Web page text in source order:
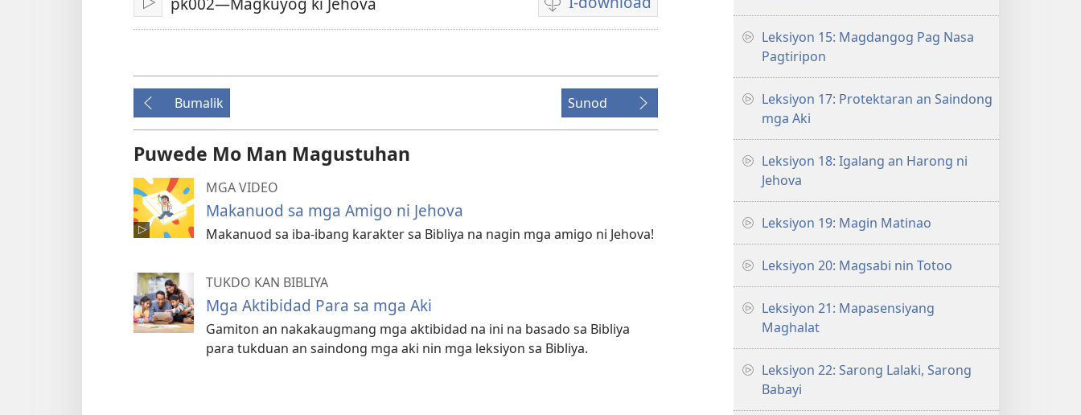
I-
play
Mga
opsiyon
pag-
download
nin
Bumalik Sunod
Puwede Mo Man Magustuhan
MGA VIDEO
Makanuod sa mga Amigo ni Jehova
Makanuod sa iba-ibang karakter sa Bibliya na nagin mga amigo ni Jehova!
TUKDO KAN BIBLIYA
Mga Aktibidad Para sa mga Aki
Gamiton an nakakaugmang mga aktibidad na ini na basado sa Bibliya
para tukduan an saindong mga aki nin mga leksiyon sa Bibliya.
Leksiyon 15: Magdangog Pag Nasa
Pagtiripon
Leksiyon 17: Protektaran an Saindong
mga Aki
Leksiyon 18: Igalang an Harong ni
Jehova
Leksiyon 19: Magin Matinao
Leksiyon 20: Magsabi nin Totoo
Leksiyon 21: Mapasensiyang
Maghalat
Leksiyon 22: Sarong Lalaki, Sarong
Babayi